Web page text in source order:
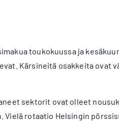
toukokuussa ja
Kärsineitä osakkeita ovat
sektorit ovat olleet
rotaatio Helsingin